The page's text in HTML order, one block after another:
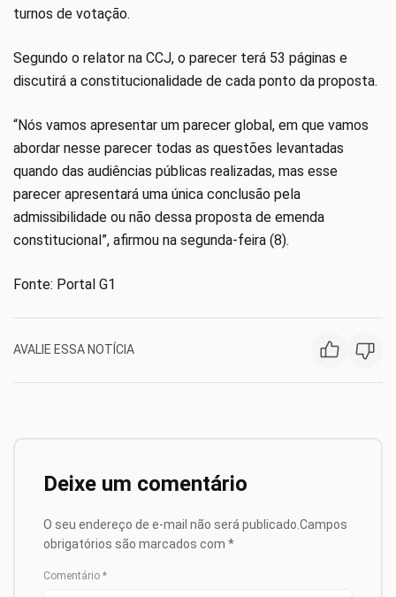
turnos de votação.
Segundo o relator na CCJ, o parecer terá 53 páginas e
discutirá a constitucionalidade de cada ponto da proposta.
“Nós vamos apresentar um parecer global, em que vamos
abordar nesse parecer todas as questões levantadas
quando das audiências públicas realizadas, mas esse
parecer apresentará uma única conclusão pela
admissibilidade ou não dessa proposta de emenda
constitucional”, afirmou na segunda-feira (8).
Fonte: Portal G1
AVALIE ESSA NOTÍCIA
Deixe um comentário
O seu endereço de e-mail não será publicado. Campos
obrigatórios são marcados com *
Comentário *